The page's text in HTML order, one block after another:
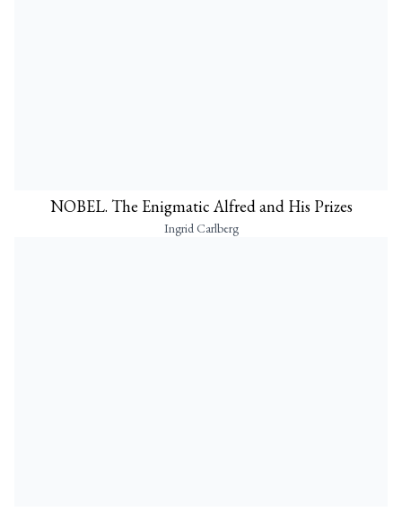
NOBEL. The Enigmatic Alfred and His Prizes
Ingrid Carlberg